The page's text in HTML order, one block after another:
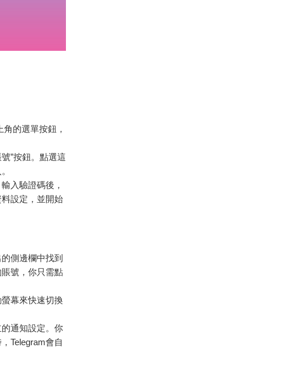
角的選單按鈕，
”按鈕。點選這
入驗證碼後，
設定，並開始
側邊欄中找到
號，你只需點
螢幕來快速切換
的通知設定。你
Telegram會自